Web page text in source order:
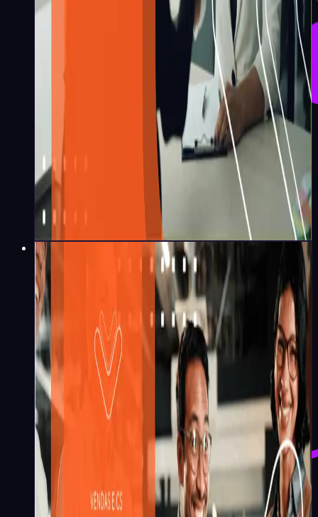
min
Vendas e CS
A Regra 95:5 no B2B - o
estudo que muda a estratégia
de vendas longas